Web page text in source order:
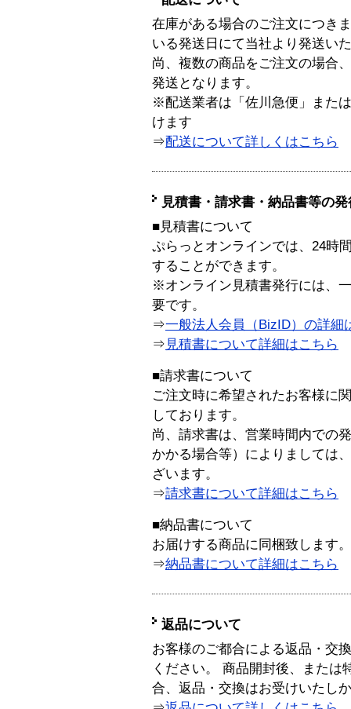
在庫がある場合のご注文につき
いる発送日にて当社より発送い
尚、複数の商品をご注文の場合
発送となります。
※配送業者は「佐川急便」また
けます
⇒配送について詳しくはこちら
見積書・請求書・納品書等の
■見積書について
ぷらっとオンラインでは、24時
することができます。
※オンライン見積書発行には、
要です。
⇒一般法人会員（BizID）の詳細
⇒ 見積書について詳細はこちら
■請求書について
ご注文時に希望されたお客様に
しております。
尚、請求書は、営業時間内での
かかる場合等）によりましては
ざいます。
⇒請求書について詳細はこちら
■納品書について
お届けする商品に同梱致します。
⇒納品書について詳細はこちら
返品について
お客様のご都合による返品・交
ください。 商品開封後、または
合、返品・交換はお受けいたし